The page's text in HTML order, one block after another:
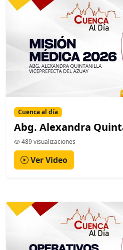
Cuenca al día
Abg. Alexandra
489 visualizaciones
Ver Video